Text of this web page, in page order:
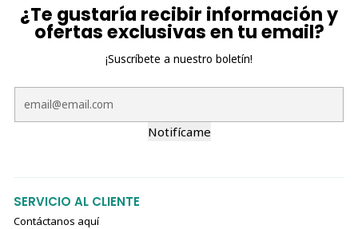
¿Te gustaría recibir información y
ofertas exclusivas en tu email?
¡Suscríbete a nuestro boletín!
Notifícame
SERVICIO AL CLIENTE
Contáctanos aquí